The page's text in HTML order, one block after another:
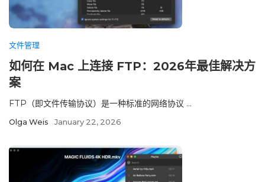
文件管理
如何在 Mac 上连接 FTP：2026年最佳解决方
案
FTP（即文件传输协议）是一种标准的网络协议 ...
Olga Weis January 22, 2026